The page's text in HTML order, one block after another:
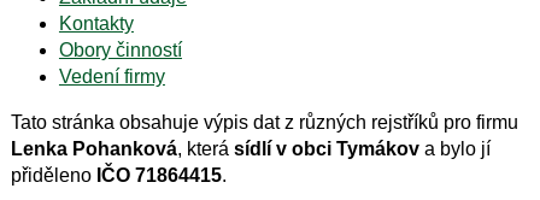
Kontakty
Obory činností
Vedení firmy
Tato stránka obsahuje výpis dat z různých rejstříků pro firmu
Lenka Pohanková, která sídlí v obci Tymákova bylo jí
přiděleno IČO 71864415.